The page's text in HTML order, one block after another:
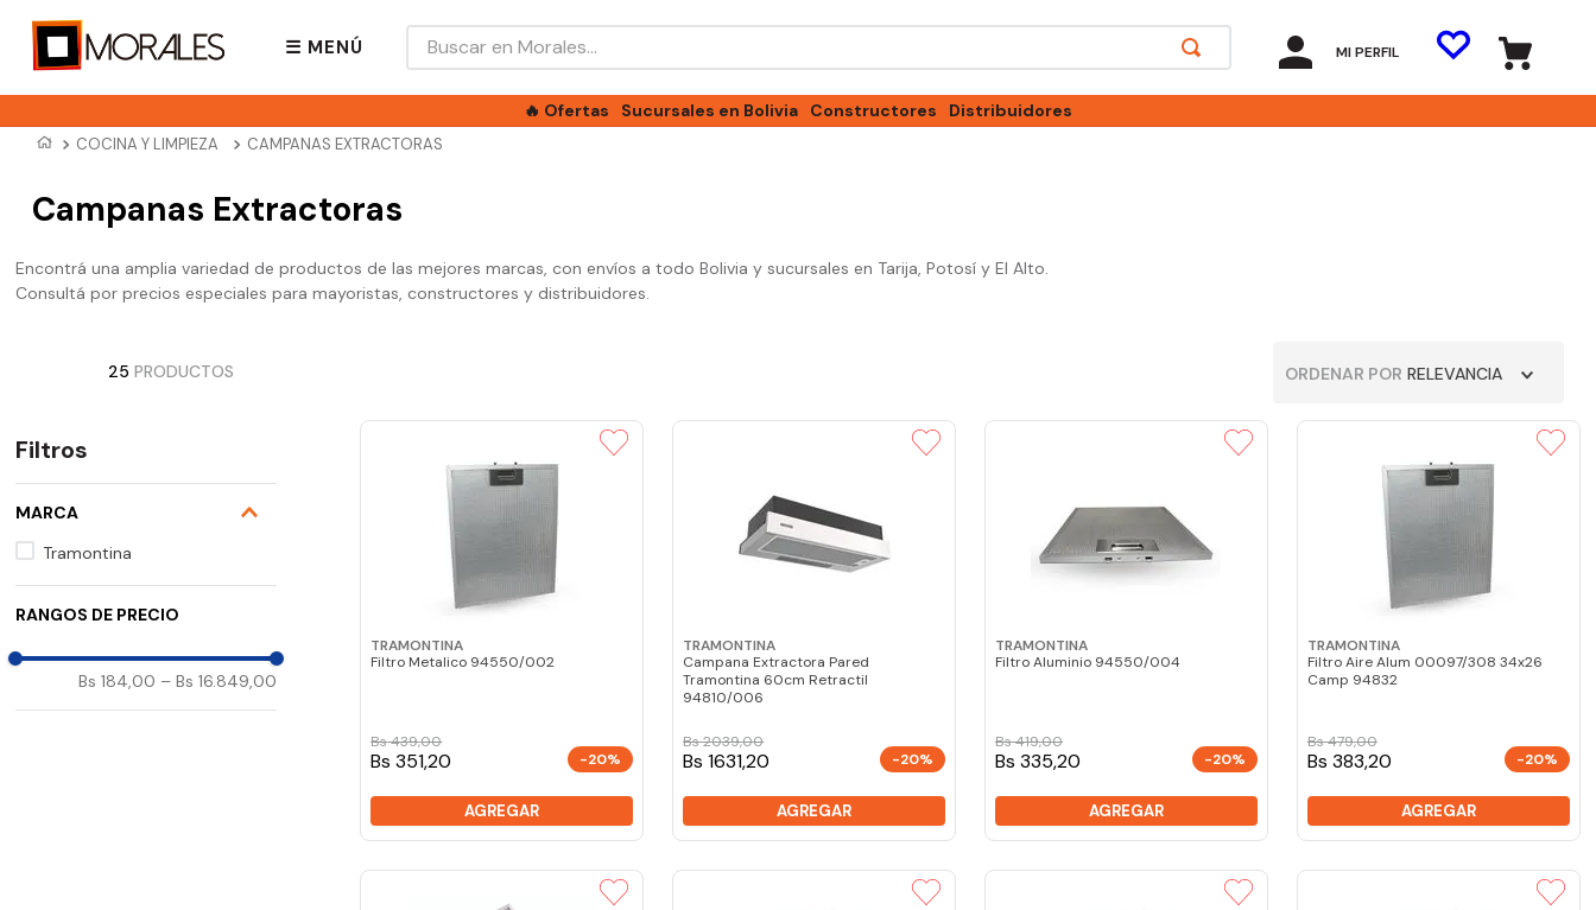
☰ MENÚ
Buscar en Morales...
MI PERFIL
🔥 Ofertas Sucursales en Bolivia Constructores Distribuidores
COCINA Y LIMPIEZA CAMPANAS EXTRACTORAS
Campanas Extractoras
Encontrá una amplia variedad de productos de las mejores marcas, con envíos a todo Bolivia y sucursales en Tarija, Potosí y El Alto.
Consultá por precios especiales para mayoristas, constructores y distribuidores.
25 PRODUCTOS ORDENAR POR RELEVANCIA
Filtros
MARCA
Tramontina
RANGOS DE PRECIO
Bs 184,00 – Bs 16.849,00
TRAMONTINA
Filtro Metalico 94550/002
Bs439,00
Bs 351,20 -20%
AGREGAR
TRAMONTINA
Campana Extractora Pared
Tramontina 60cm Retractil
94810/006
Bs2039,00
Bs 1631,20 -20%
AGREGAR
TRAMONTINA
Filtro Aluminio 94550/004
Bs419,00
Bs 335,20 -20%
AGREGAR
TRAMONTINA
Filtro Aire Alum 00097/308 34x26
Camp 94832
Bs479,00
Bs 383,20 -20%
AGREGAR